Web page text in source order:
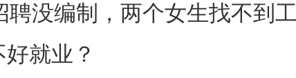
聘没编制，两个女生找不到工
就业？